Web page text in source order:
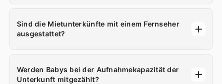
Sind die Mietunterkünfte mit einem Fernseher
ausgestattet?
Werden Babys bei der Aufnahmekapazität der
Unterkunft mitgezählt?